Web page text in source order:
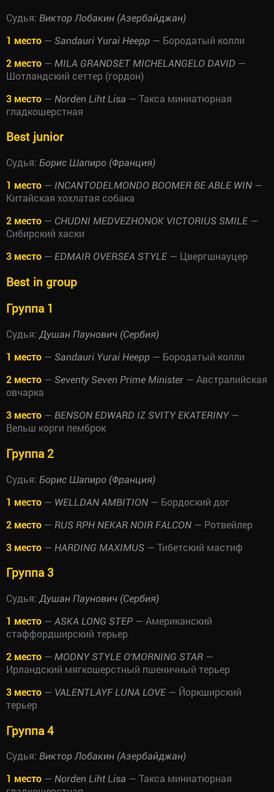
Судья: Виктор Лобакин (Азербайджан)
1 место — Sandauri Yurai Heepp — Бородатый колли
2 место — MILA GRANDSET MICHELANGELO DAVID —
Шотландский сеттер (гордон)
3 место — Norden Liht Lisa — Такса миниатюрная
гладкошерстная
Best junior
Судья: Борис Шапиро (Франция)
1 место — INCANTODELMONDO BOOMER BE ABLE WIN —
Китайская хохлатая собака
2 место — CHUDNI MEDVEZHONOK VICTORIUS SMILE —
Сибирский хаски
3 место — EDMAIR OVERSEA STYLE — Цвергшнауцер
Best in group
Группа 1
Судья: Душан Паунович (Сербия)
1 место — Sandauri Yurai Heepp — Бородатый колли
2 место — Seventy Seven Prime Minister — Австралийская
овчарка
3 место — BENSON EDWARD IZ SVITY EKATERINY—
Вельш корги пемброк
Группа 2
Судья: Борис Шапиро (Франция)
1 место — WELLDAN AMBITION — Бордоский дог
2 место — RUS RPH NEKAR NOIR FALCON — Ротвейлер
3 место — HARDING MAXIMUS — Тибетский мастиф
Группа 3
Судья: Душан Паунович (Сербия)
1 место — ASKA LONG STEP — Американский
стаффордширский терьер
2 место — MODNY STYLE O'MORNING STAR —
Ирландский мягкошерстный пшеничный терьер
3 место — VALENTLAYF LUNA LOVE — Йоркширский
терьер
Группа 4
Судья: Виктор Лобакин (Азербайджан)
1 место — Norden Liht Lisa — Такса миниатюрная